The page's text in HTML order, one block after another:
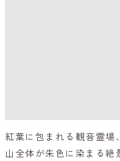
紅葉に包まれる観音霊場
山全体が朱色に染まる絶